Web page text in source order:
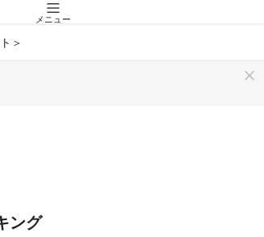
メニュー
＞
ング